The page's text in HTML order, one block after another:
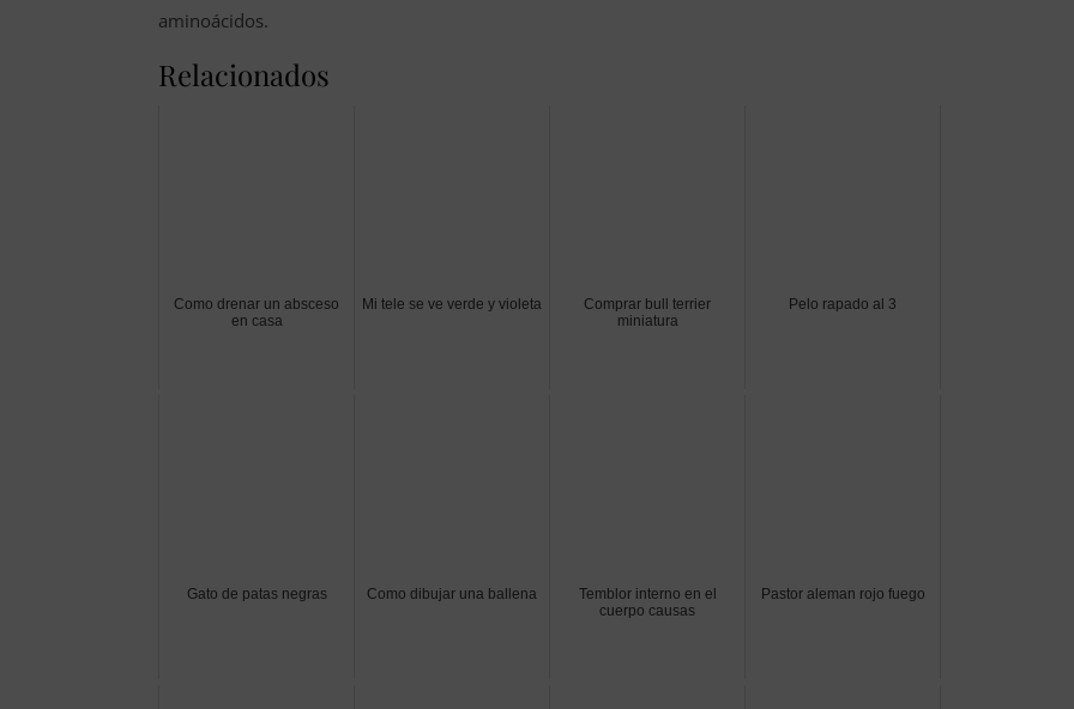
aminoácidos.
Relacionados
Como drenar un absceso
en casa
Mi tele se ve verde y violeta
Comprar bull terrier
miniatura
Pelo rapado al 3
Gato de patas negras Como dibujar una ballena
Temblor interno en el
cuerpo causas
Pastor aleman rojo fuego